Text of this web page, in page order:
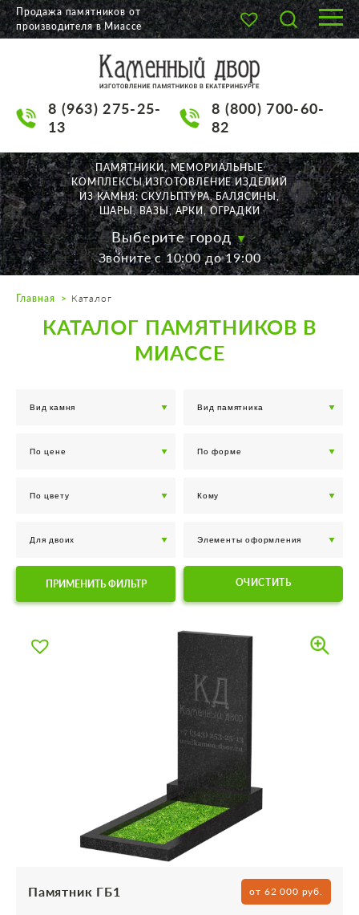
О КОМПАНИИ
НАШИ РАБОТЫ
АКЦИИ
ДОСТАВКА
КОНТАКТЫ
K2532513@yandex.ru
Пн. — Пт. с 10:00 до 19:00
Воскресенье по договор.
Продажа памятников от
производителя в Миассе
8 (963) 275-25-
13
8 (800) 700-60-
82
ПАМЯТНИКИ, МЕМОРИАЛЬНЫЕ
КОМПЛЕКСЫ,ИЗГОТОВЛЕНИЕ ИЗДЕЛИЙ
ИЗ КАМНЯ: СКУЛЬПТУРА, БАЛЯСИНЫ,
ШАРЫ, ВАЗЫ, АРКИ, ОГРАДКИ
Выберите город
Звоните с 10:00 до 19:00
Главная Каталог
КАТАЛОГ ПАМЯТНИКОВ В
МИАССЕ
ПРИМЕНИТЬ ФИЛЬТР ОЧИСТИТЬ
Памятник ГБ1 от 62 000 руб.